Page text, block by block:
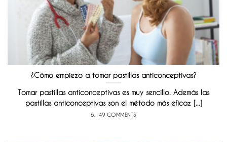
¿Cómo empiezo a tomar pastillas anticonceptivas?
Tomar pastillas anticonceptivas es muy sencillo. Además las
pastillas anticonceptivas son el método más eficaz [...]
6.149 COMMENTS